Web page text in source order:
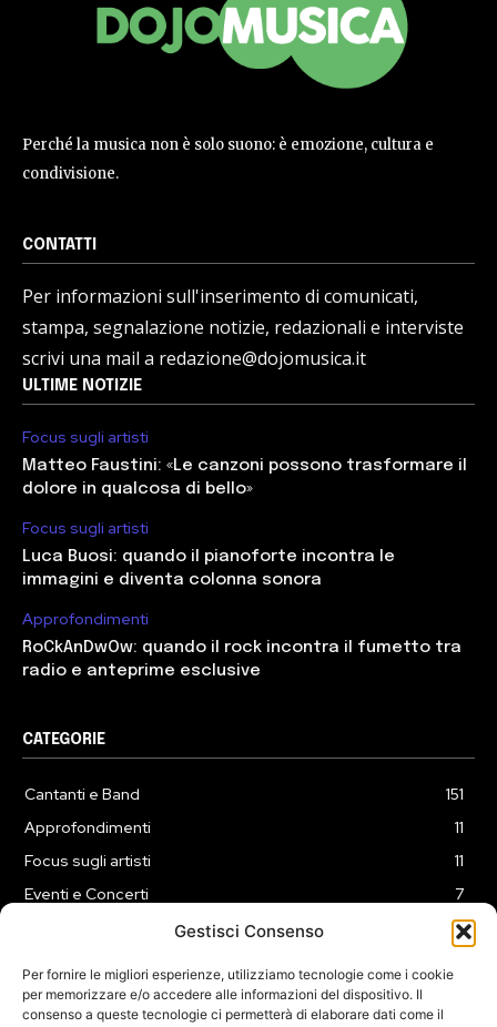
Gestisci Consenso
Per fornire le migliori esperienze, utilizziamo tecnologie come i cookie
per memorizzare e/o accedere alle informazioni del dispositivo. Il
consenso a queste tecnologie ci permetterà di elaborare dati come il
Perché la musica non è solo suono: è emozione, cultura e
condivisione.
CONTATTI
Per informazioni sull'inserimento di comunicati,
stampa, segnalazione notizie, redazionali e interviste
scrivi una mail a redazione@dojomusica.it
ULTIME NOTIZIE
Focus sugli artisti
Matteo Faustini: «Le canzoni possono trasformare il
dolore in qualcosa di bello»
Focus sugli artisti
Luca Buosi: quando il pianoforte incontra le
immagini e diventa colonna sonora
Approfondimenti
RoCkAnDwOw: quando il rock incontra il fumetto tra
radio e anteprime esclusive
CATEGORIE
Cantanti e Band
151
Approfondimenti
11
Focus sugli artisti
11
Eventi e Concerti
7
3